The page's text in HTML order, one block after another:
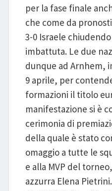
per la fase finale
che come da
3-0 Israele
imbattuta. Le due
dunque ad Arnhem,
9 aprile, per
formazioni il titolo
manifestazione si è
cerimonia di
della quale è stato
omaggio a tutte le
e alla MVP del
azzurra Elena Pietrini.